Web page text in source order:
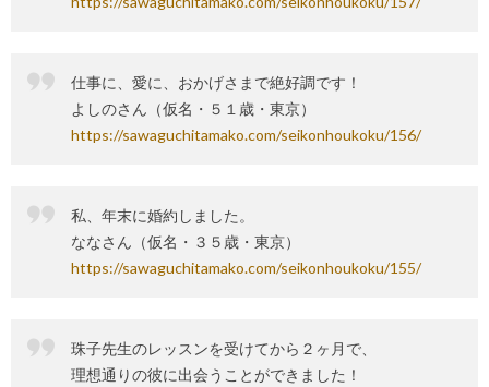
仕事に、愛に、おかげさまで絶好調です！
よしのさん（仮名・５１歳・東京）
https://sawaguchitamako.com/seikonhoukoku/156/
私、年末に婚約しました。
ななさん（仮名・３５歳・東京）
https://sawaguchitamako.com/seikonhoukoku/155/
珠子先生のレッスンを受けてから２ヶ月で、
理想通りの彼に出会うことができました！